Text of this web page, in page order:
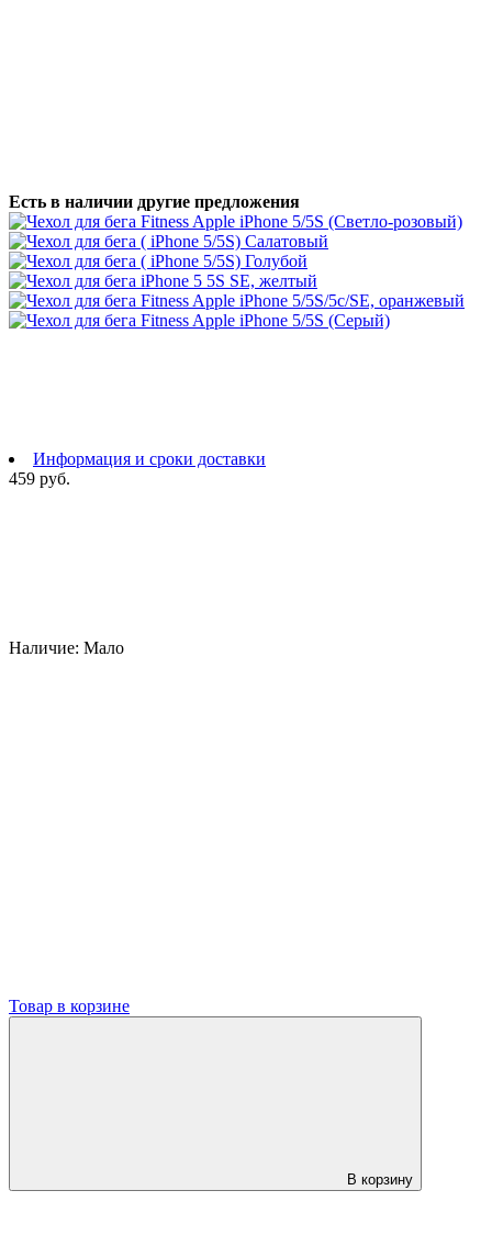
Есть в наличии другие предложения
Информация и сроки доставки
459 руб.
Наличие: Мало
Товар в корзине
В корзину